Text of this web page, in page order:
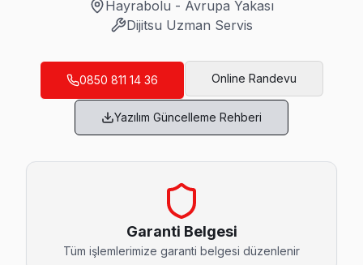
Hayrabolu'da Mahalle Mahalle Dijitsu TV
Atatürk Dijitsu Servis
Dijitsu TV'nizin Atatürk adresine gelen ekibimiz osiloskop
Hayrabolu'da Dere bölgesindeki Dijitsu kullanıcılarına
Dere Dijitsu Açılmıyor Arıza →
Hayrabolu - Avrupa Yakası
Dijitsu Uzman Servis
0850 811 14 36 Online Randevu
Yazılım Güncelleme Rehberi
Garanti Belgesi
Tüm işlemlerimize garanti belgesi düzenlenir